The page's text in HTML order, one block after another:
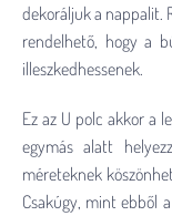
dekoráljuk a nappalit.
rendelhető, hogy a
illeszkedhessenek.
Ez az U polc akkor a
egymás alatt
méreteknek
Csakúgy, mint ebből